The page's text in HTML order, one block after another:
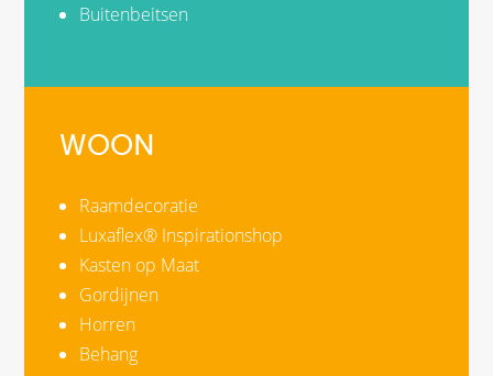
Buitenbeitsen
WOON
Raamdecoratie
Luxaflex® Inspirationshop
Kasten op Maat
Gordijnen
Horren
Behang